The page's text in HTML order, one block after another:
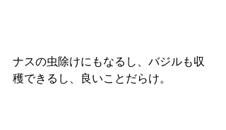
ナスの虫除けにもなるし、バジルも収
穫できるし、良いことだらけ。